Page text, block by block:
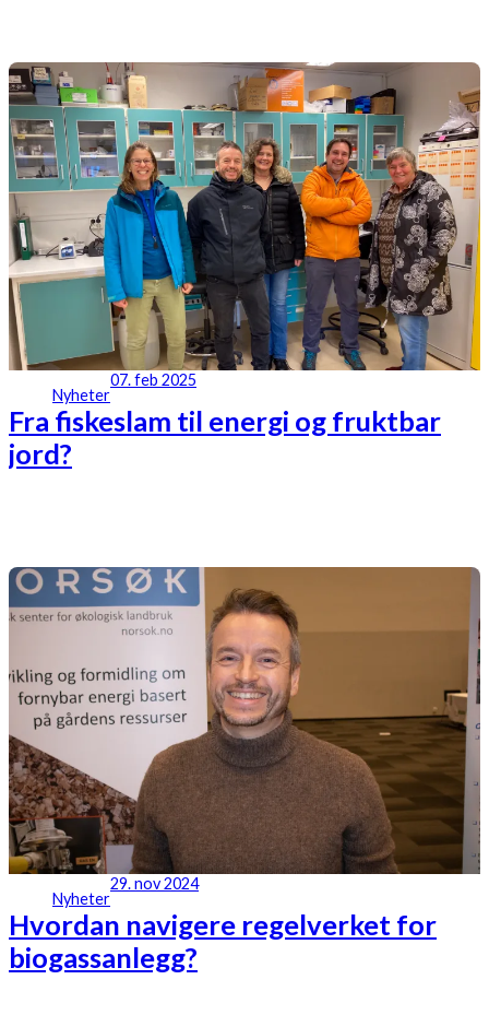
Nyheter
07. feb 2025
Fra fiskeslam til energi og fruktbar
jord?
Nyheter
29. nov 2024
Hvordan navigere regelverket for
biogassanlegg?